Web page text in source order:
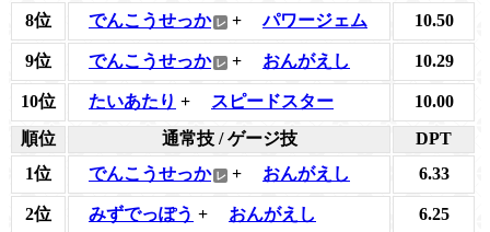
8位 でんこうせっか + パワージェム 10.50
9位 でんこうせっか + おんがえし 10.29
10位 たいあたり + スピードスター
10.00
順位
通常技 / ゲージ技
DPT
1位
でんこうせっか + おんがえし 6.33
2位 みずでっぽう + おんがえし 6.25